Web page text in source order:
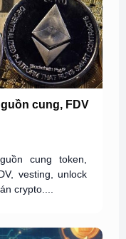
cung, FDV
cung token,
vesting, unlock
crypto....